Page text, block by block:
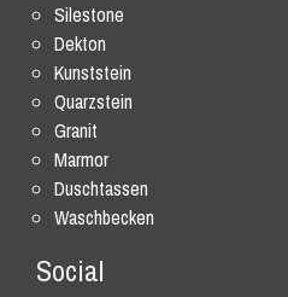
Silestone
Dekton
Kunststein
Quarzstein
Granit
Marmor
Duschtassen
Waschbecken
Social